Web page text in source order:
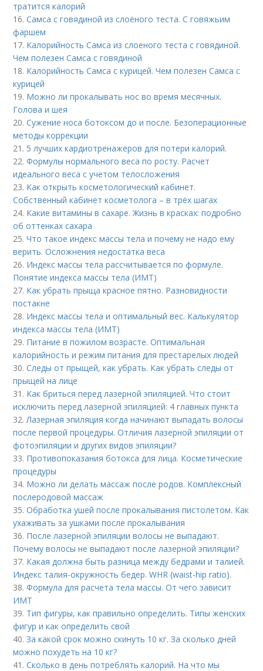
тратится калорий
16.Самса с говядиной из слоёного теста. С говяжьим
фаршем
17. Калорийность Самса из слоеного теста с говядиной.
Чем полезен Самса с говядиной
18. Калорийность Самса с курицей. Чем полезен Самса с
курицей
19. Можно ли прокалывать нос во время месячных.
Голова и шея
20.Сужение носа ботоксом до и после. Безоперационные
методы коррекции
21. 5 лучших кардиотренажеров для потери калорий.
22.Формулы нормального веса по росту. Расчет
идеального веса с учетом телосложения
23. Как открыть косметологический кабинет.
Собственный кабинет косметолога – в трёх шагах
24. Какие витамины в сахаре. Жизнь в красках: подробно
об оттенках сахара
25.Что такое индекс массы тела и почему не надо ему
верить. Осложнения недостатка веса
26. Индекс массы тела рассчитывается по формуле.
Понятие индекса массы тела (ИМТ)
27. Как убрать прыща красное пятно. Разновидности
постакне
28. Индекс массы тела и оптимальный вес. Калькулятор
индекса массы тела (ИМТ)
29. Питание в пожилом возрасте. Оптимальная
калорийность и режим питания для престарелых людей
30.Следы от прыщей, как убрать. Как убрать следы от
прыщей на лице
31. Как бриться перед лазерной эпиляцией. Что стоит
исключить перед лазерной эпиляцией: 4 главных пункта
32.Лазерная эпиляция когда начинают выпадать волосы
после первой процедуры. Отличия лазерной эпиляции от
фотоэпиляции и других видов эпиляции?
33. Противопоказания ботокса для лица. Косметические
процедуры
34. Можно ли делать массаж после родов. Комплексный
послеродовой массаж
35.Обработка ушей после прокалывания пистолетом. Как
ухаживать за ушками после прокалывания
36. После лазерной эпиляции волосы не выпадают.
Почему волосы не выпадают после лазерной эпиляции?
37. Какая должна быть разница между бедрами и талией.
Индекс талия-окружность бедер. WHR (waist-hip ratio).
38.Формула для расчета тела массы. От чего зависит
ИМТ
39. Тип фигуры, как правильно определить. Типы женских
фигур и как определить свой
40.За какой срок можно скинуть 10 кг. За сколько дней
можно похудеть на 10 кг?
41.Сколько в день потреблять калорий. На что мы